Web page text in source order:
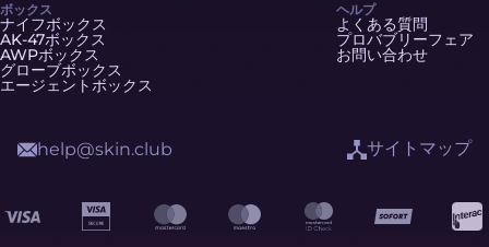
ボックス
ナイフボックス
AK-47ボックス
AWPボックス
グローブボックス
エージェントボックス
ヘルプ
よくある質問
プロバブリーフェア
お問い合わせ
help@skin.club サイトマップ